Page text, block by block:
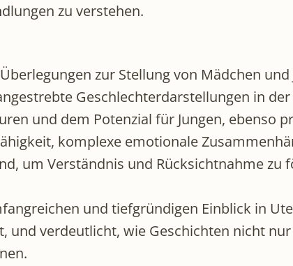
zu verstehen.
zur Stellung von Mädchen
Geschlechterdarstellungen in
und dem Potenzial für Jungen, ebenso
komplexe emotionale
um Verständnis und Rücksichtnahme zu
und tiefgründigen Einblick in
und verdeutlicht, wie Geschichten nicht